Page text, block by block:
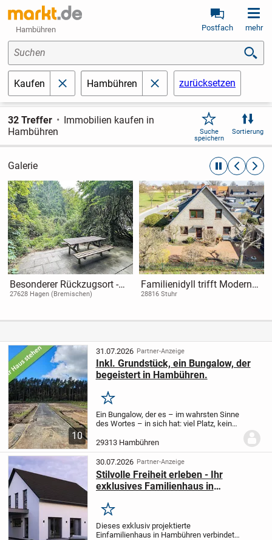
Hambühren Postfach mehr
Suchen
Kaufen schließenHambühren schließenzurücksetzen
32 Treffer
Immobilien kaufen in
Hambühren
Suche
speichern
Sortierung
Galerie automatische
Besonderer Rückzugsort -
Entschleunigung mit hoher
27628 Hagen (Bremischen)
Familienidyll trifft Moderne
– Doppelhaushälfte mit
28816 Stuhr
10
31.07.2026 Partner-Anzeige
Inkl. Grundstück, ein Bungalow, der
begeistert in Hambühren.
Merken
Ein Bungalow, der es – im wahrsten Sinne
des Wortes – in sich hat: viel Platz, keine
Sie im Bungalow 128. Dank der klugen
Raumaufteilung kann der Bereich...
29313 Hambühren
30.07.2026 Partner-Anzeige
Stilvolle Freiheit erleben - Ihr
exklusives Familienhaus in
Merken
Dieses exklusiv projektierte
Einfamilienhaus in Hambühren verbindet